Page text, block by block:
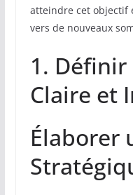
atteindre cet objectif
vers de nouveaux
1.
Claire et
Élaborer